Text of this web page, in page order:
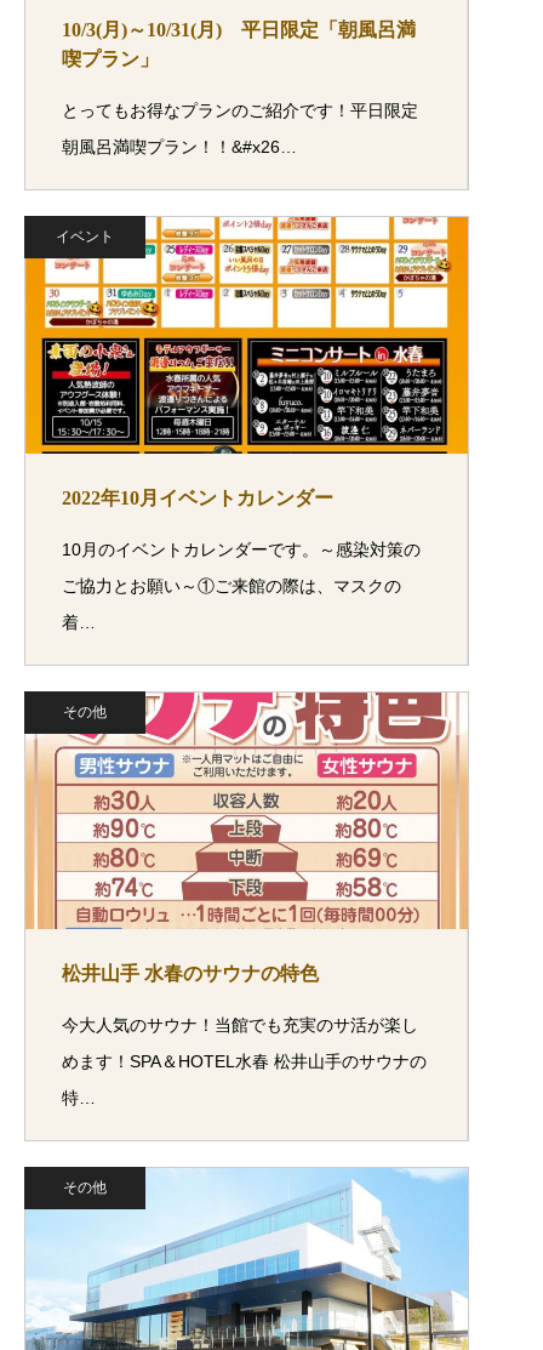
10/3(月)～10/31(月) 平日限定「朝風呂満
喫プラン」
とってもお得なプランのご紹介です！平日限定
朝風呂満喫プラン！！&#x26…
イベント
2022年10月イベントカレンダー
10月のイベントカレンダーです。～感染対策の
ご協力とお願い～①ご来館の際は、マスクの
着…
その他
松井山手 水春のサウナの特色
今大人気のサウナ！当館でも充実のサ活が楽し
めます！SPA＆HOTEL水春 松井山手のサウナの
特…
その他